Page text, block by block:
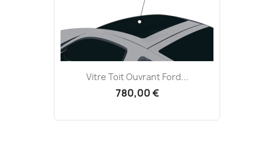
Vitre Toit Ouvrant Ford...
780,00 €